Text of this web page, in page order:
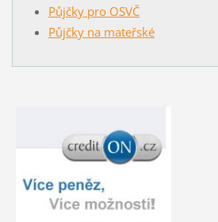
Půjčky pro OSVČ
Půjčky na mateřské